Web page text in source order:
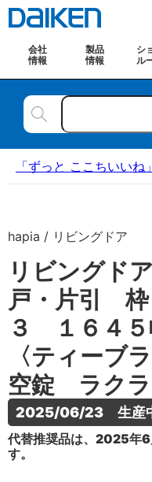
会社
情報
製品
情報
シ
ル
「ずっと ここちいい
hapia / リビングドア
リビングド
戸・片引
３ １６４
〈ティー
空錠 ラクラ
2025/06/23　生産
代替推奨品は、2025年6
す。